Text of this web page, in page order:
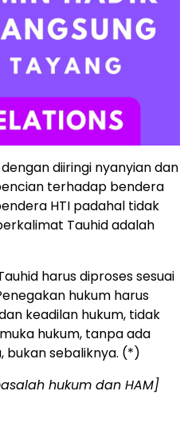
diiringi nyanyian dan
terhadap bendera
HTI padahal tidak
Tauhid adalah
harus diproses sesuai
hukum harus
keadilan hukum, tidak
hukum, tanpa ada
bukan sebaliknya. (*)
hukum dan HAM]